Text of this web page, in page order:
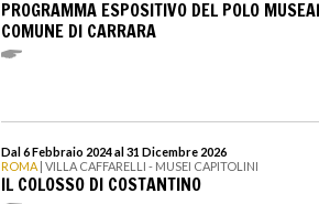
PROGRAMMA ESPOSITIVO DEL POLO
COMUNE DI CARRARA
Dal 6 Febbraio 2024 al 31 Dicembre 2026
ROMA | VILLA CAFFARELLI - MUSEI CAPITOLINI
IL COLOSSO DI COSTANTINO